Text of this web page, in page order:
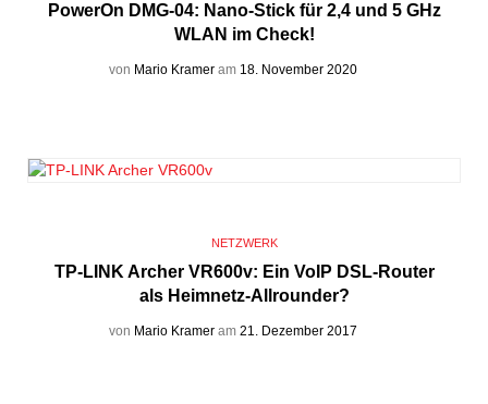
PowerOn DMG-04: Nano-Stick für 2,4 und 5 GHz
WLAN im Check!
von Mario Kramer am 18. November 2020
NETZWERK
TP-LINK Archer VR600v: Ein VoIP DSL-Router
als Heimnetz-Allrounder?
von Mario Kramer am 21. Dezember 2017